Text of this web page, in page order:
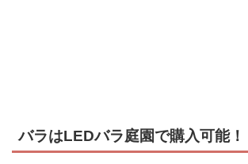
バラはLEDバラ庭園で購入可能！